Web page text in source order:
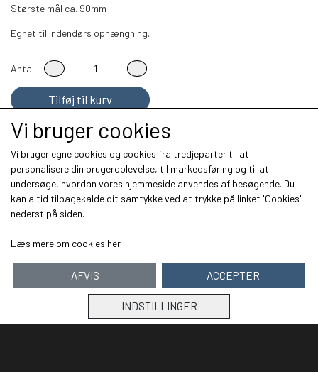
Største mål ca. 90mm
Egnet til indendørs ophængning.
Antal
Tilføj til kurv
Kontakt:
Balslev Tech
4100
Ringsted
Mail: balslevtech@gmail.com
Vi bruger cookies
Vi bruger egne cookies og cookies fra tredjeparter til at
personalisere din brugeroplevelse, til markedsføring og til at
undersøge, hvordan vores hjemmeside anvendes af besøgende. Du
kan altid tilbagekalde dit samtykke ved at trykke på linket 'Cookies'
nederst på siden.
Læs mere om cookies her
INDSTILLINGER
AFVIS ACCEPTER